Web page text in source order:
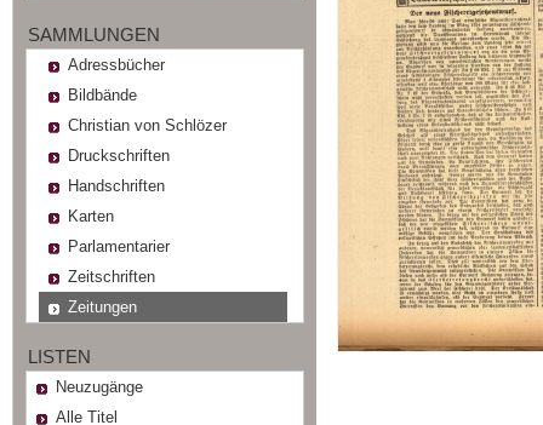
SAMMLUNGEN
Adressbücher
Bildbände
Christian von Schlözer
Druckschriften
Handschriften
Karten
Parlamentarier
Zeitschriften
Zeitungen
LISTEN
Neuzugänge
Alle Titel